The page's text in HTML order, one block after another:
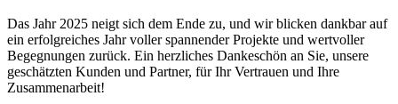
Das Jahr 2025 neigt sich dem Ende zu, und wir blicken dankbar auf
ein erfolgreiches Jahr voller spannender Projekte und wertvoller
Begegnungen zurück. Ein herzliches Dankeschön an Sie, unsere
geschätzten Kunden und Partner, für Ihr Vertrauen und Ihre
Zusammenarbeit!